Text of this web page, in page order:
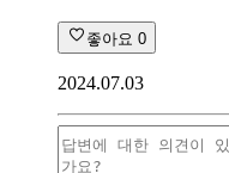
좋아요 0
2024.07.03